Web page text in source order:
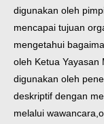
digunakan oleh
mencapai tujuan
mengetahui
oleh Ketua Yayasan
digunakan oleh
deskriptif dengan
melalui